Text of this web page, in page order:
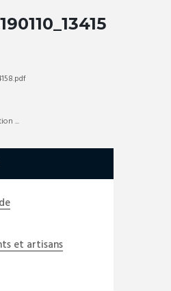
...
et artisans